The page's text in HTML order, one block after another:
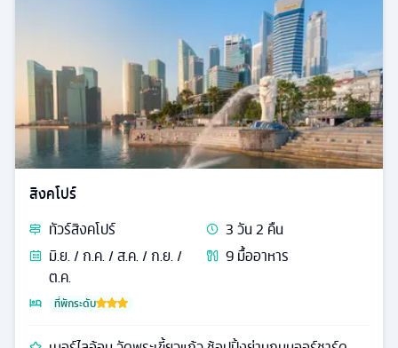
ฉงชิ่ง + หลายเมือง
ทัวร์
5วัน4คืน
ก.ย. / ต.ค. / พ.ย. / ธ.ค.
9มื้ออาหาร
ที่พักระดับ
ท่าเรือเฉาเทียนเหมิน วัดเหล่าจวินต้ง ตึกตะเกียบ อิสระเที่ยว
หนึ่งวัน
ถนนเก่าสือป้าตี้ - หงหยาต้ง - ตึกตะเกียบ - รถไฟฟ้าทะลุ
ตึก - จัตุรัสราฟเฟิลส์ - จัตุรัสเฉาเทียนเหมิน - ถนนคนเดิน
เจี่ยฟ่างเปย
14,999